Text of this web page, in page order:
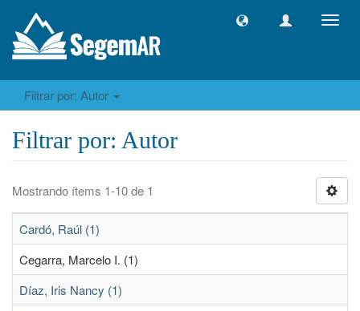
Filtrar por: Autor
Filtrar por: Autor
Mostrando ítems 1-10 de 1
Cardó, Raúl (1)
Cegarra, Marcelo I. (1)
Díaz, Iris Nancy (1)